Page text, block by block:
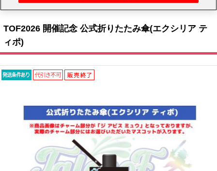
ゲーム
ASOBI TICKET ASOBI STAGE
その他先行受付
プレミアム会員とは
アイドルマスター SideM
アイドルマスター シャイニーカラーズ
プロジェクトアイマス ヴイアライヴ
テイルズ オブ シリーズ
TOF2026 開催記念 公式折りたたみ傘(エクシリア テ
ィポ)